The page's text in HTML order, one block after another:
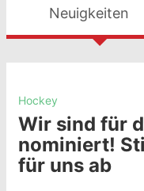
Neuigkeiten
Hockey
Wir sind für
nominiert!
für uns ab